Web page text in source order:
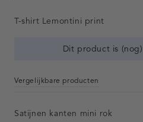
T-shirt Lemontini print
Dit product is
Vergelijkbare producten
Satijnen kanten mini rok